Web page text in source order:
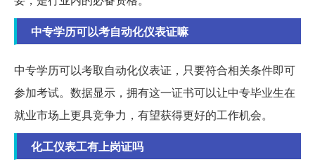
中专学历可以考自动化仪表证嘛
中专学历可以考取自动化仪表证，只要符合相关条件即可
参加考试。数据显示，拥有这一证书可以让中专毕业生在
就业市场上更具竞争力，有望获得更好的工作机会。
化工仪表工有上岗证吗